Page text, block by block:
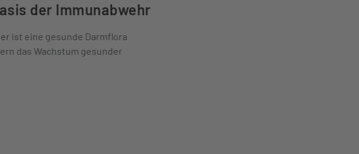
der Immunabwehr
ist eine gesunde Darmflora
das Wachstum gesunder